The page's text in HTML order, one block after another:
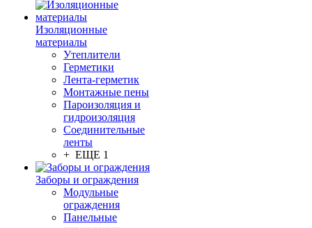
Изоляционные
материалы
Утеплители
Герметики
Лента-герметик
Монтажные пены
Пароизоляция и
гидроизоляция
Соединительные
ленты
+ ЕЩЕ 1
Заборы и ограждения
Модульные
ограждения
Панельные